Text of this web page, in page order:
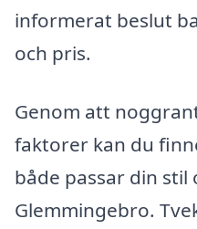
informerat beslut
och pris.
Genom att
faktorer kan du
både passar din stil
Glemmingebro.